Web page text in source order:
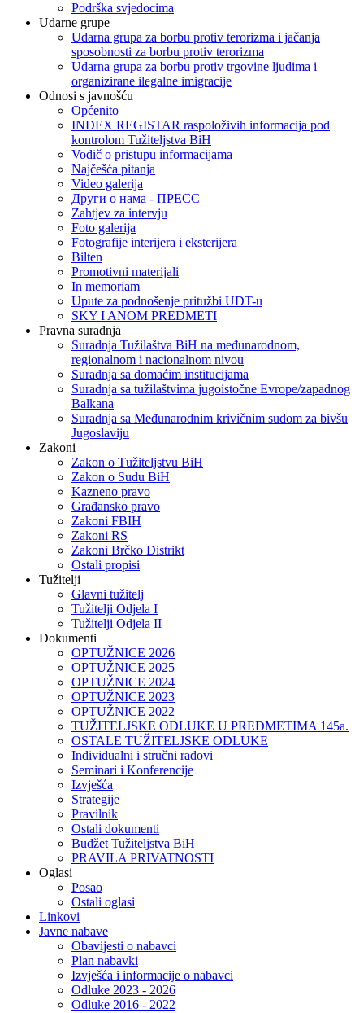
Podrška svjedocima
Udarne grupe
Udarna grupa za borbu protiv terorizma i jačanja
sposobnosti za borbu protiv terorizma
Udarna grupa za borbu protiv trgovine ljudima i
organizirane ilegalne imigracije
Odnosi s javnošću
Općenito
INDEX REGISTAR raspoloživih informacija pod
kontrolom Tužiteljstva BiH
Vodič o pristupu informacijama
Najčešća pitanja
Video galerija
Други о нама - ПРЕСC
Zahtjev za intervju
Foto galerija
Fotografije interijera i eksterijera
Bilten
Promotivni materijali
In memoriam
Upute za podnošenje pritužbi UDT-u
SKY I ANOM PREDMETI
Pravna suradnja
Suradnja Tužilaštva BiH na međunarodnom,
regionalnom i nacionalnom nivou
Suradnja sa domaćim institucijama
Suradnja sa tužilaštvima jugoistočne Evrope/zapadnog
Balkana
Suradnja sa Međunarodnim krivičnim sudom za bivšu
Jugoslaviju
Zakoni
Zakon o Тužiteljstvu BiH
Zakon o Sudu BiH
Kazneno pravo
Građansko pravo
Zakoni FBIH
Zakoni RS
Zakoni Brčko Distrikt
Ostali propisi
Tužitelji
Glavni tužitelj
Tužitelji Odjela I
Tužitelji Odjela II
Dokumenti
OPTUŽNICE 2026
OPTUŽNICE 2025
OPTUŽNICE 2024
OPTUŽNICE 2023
OPTUŽNICE 2022
TUŽITELJSKE ODLUKE U PREDMETIMA 145a.
OSTALE TUŽITELJSKE ODLUKE
Individualni i stručni radovi
Seminari i Konferencije
Izvješća
Strategije
Pravilnik
Ostali dokumenti
Budžet Tužiteljstva BiH
PRAVILA PRIVATNOSTI
Oglasi
Posao
Ostali oglasi
Linkovi
Javne nabave
Obavijesti o nabavci
Plan nabavki
Izvješća i informacije o nabavci
Odluke 2023 - 2026
Odluke 2016 - 2022